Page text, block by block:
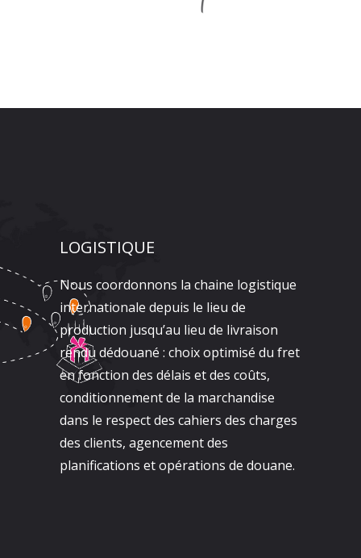
LOGISTIQUE
Nous coordonnons la chaine logistique
internationale depuis le lieu de
production jusqu’au lieu de livraison
rendu dédouané : choix optimisé du fret
en fonction des délais et des coûts,
conditionnement de la marchandise
dans le respect des cahiers des charges
des clients, agencement des
planifications et opérations de douane.